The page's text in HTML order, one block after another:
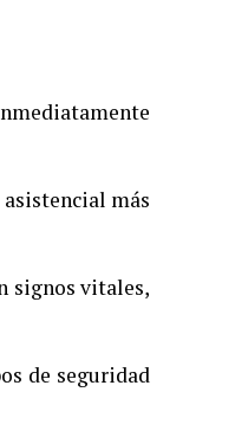
más
signos vitales,
de seguridad